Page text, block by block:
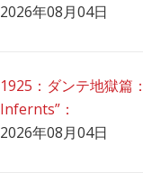
2026年08月04日
1925：ダンテ地獄篇
Infernts”：
2026年08月04日